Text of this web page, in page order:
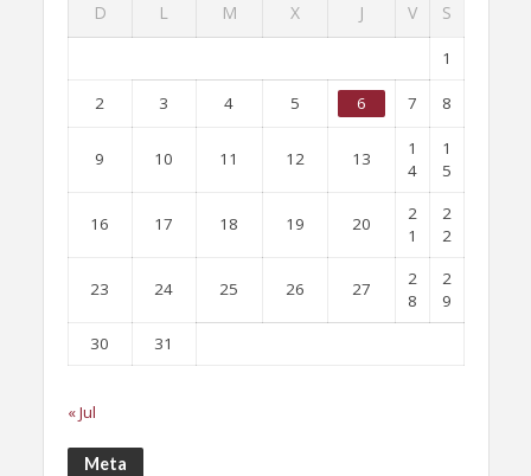
D L M X J V S
1
2 3 4 5 6 7 8
9 10 11 12 13
1
4
1
5
16 17 18 19 20
2
1
2
2
23 24 25 26 27
2
8
2
9
30
31
« Jul
Meta